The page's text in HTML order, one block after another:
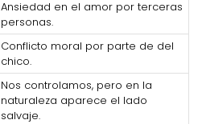
Ansiedad en el amor por terceras
personas.
Conflicto moral por parte de del
chico.
Nos controlamos, pero en la
naturaleza aparece el lado
salvaje.